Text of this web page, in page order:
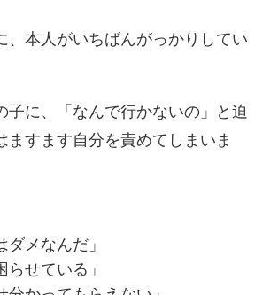
、本人がいちばんがっかりしてい
子に、「なんで行かないの」と迫
ますます自分を責めてしまいま
なんだ」
ている」